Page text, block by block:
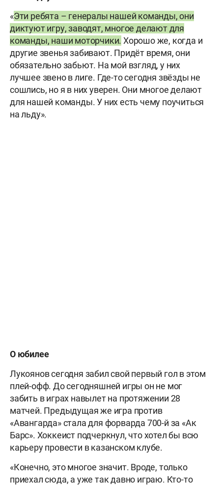
«Эти ребята – генералы нашей команды, они
диктуют игру, заводят, многое делают для
команды, наши моторчики. Хорошо же, когда и
другие звенья забивают. Придёт время, они
обязательно забьют. На мой взгляд, у них
лучшее звено в лиге. Где-то сегодня звёзды не
сошлись, но я в них уверен. Они многое делают
для нашей команды. У них есть чему поучиться
на льду».
О юбилее
Лукоянов сегодня забил свой первый гол в этом
плей-офф. До сегодняшней игры он не мог
забить в играх навылет на протяжении 28
матчей. Предыдущая же игра против
«Авангарда» стала для форварда 700-й за «Ак
Барс». Хоккеист подчеркнул, что хотел бы всю
карьеру провести в казанском клубе.
«Конечно, это многое значит. Вроде, только
приехал сюда, а уже так давно играю. Кто-то